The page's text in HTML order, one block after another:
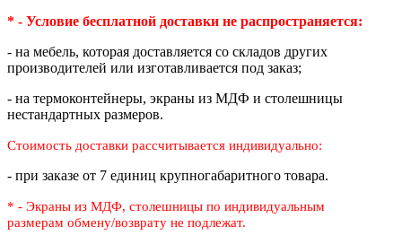
* - Условие бесплатной доставки не распространяется:
- на мебель, которая доставляется со складов других
производителей или изготавливается под заказ;
- на термоконтейнеры, экраны из МДФ и столешницы
нестандартных размеров.
Стоимость доставки рассчитывается индивидуально:
- при заказе от 7 единиц крупногабаритного товара.
* - Экраны из МДФ, столешницы по индивидуальным
размерам обмену/возврату не подлежат.